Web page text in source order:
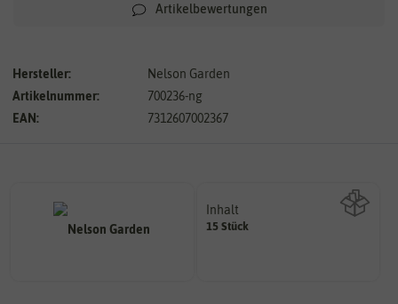
Artikelbewertungen
Hersteller:
Nelson Garden
Artikelnummer:
700236-ng
EAN:
7312607002367
Inhalt
15 StückWie viel ist enthalten